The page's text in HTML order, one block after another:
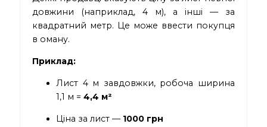
довжини (наприклад, 4 м), а інші — за
квадратний метр. Це може ввести покупця
в оману.
Приклад:
Лист 4 м завдовжки, робоча ширина
1,1 м =4,4 м²
Ціна за лист — 1000 грн